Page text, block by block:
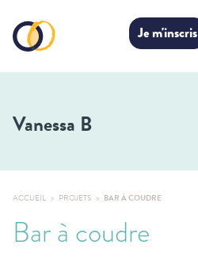
Je m'inscris
Vanessa B
ACCUEIL PROJETS BAR À COUDRE
Bar à coudre